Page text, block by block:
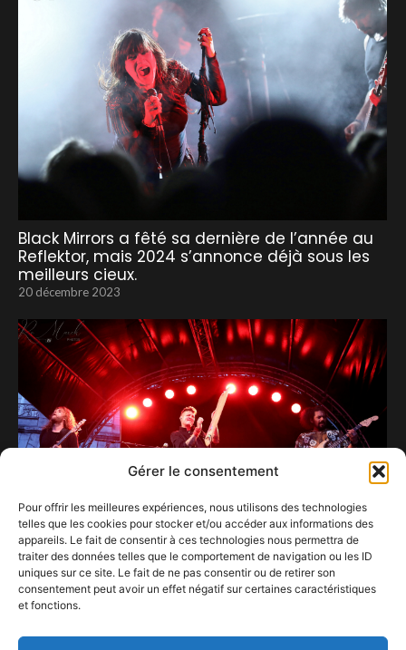
Gérer le consentement
Pour offrir les meilleures expériences, nous utilisons des technologies
telles que les cookies pour stocker et/ou accéder aux informations des
appareils. Le fait de consentir à ces technologies nous permettra de
traiter des données telles que le comportement de navigation ou les ID
uniques sur ce site. Le fait de ne pas consentir ou de retirer son
consentement peut avoir un effet négatif sur certaines caractéristiques
et fonctions.
Black Mirrors a fêté sa dernière de l’année au
Reflektor, mais 2024 s’annonce déjà sous les
meilleurs cieux.
20 décembre 2023
Les concerts gratuits en ville et la traduction
en langue des signes, les vraies bonnes idées
23 juillet 2024